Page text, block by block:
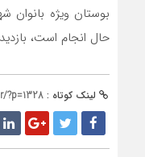
بوستان ویژه
حال انجام است،
لینک کوتاه : ?p=1328